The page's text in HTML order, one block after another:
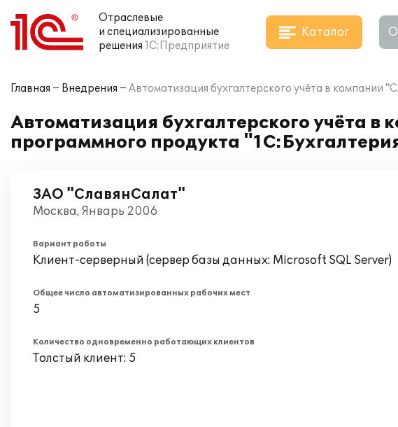
Отраслевые
и специализированные
решения 1С:Предприятие
Каталог
Главная Внедрения Автоматизация бухгалтерского учёта в компании
Автоматизация бухгалтерского учёта
программного продукта
ЗАО "СлавянСалат"
Москва, Январь 2006
Вариант работы
Клиент-серверный (сервер базы данных: Microsoft SQL Server)
Общее число автоматизированных рабочих мест
5
Количество одновременно работающих клиентов
Толстый клиент: 5